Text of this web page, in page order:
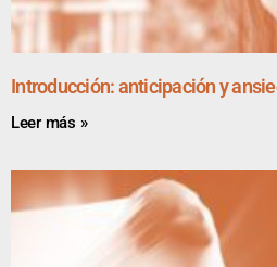
Introducción: anticipación y
Leer más »